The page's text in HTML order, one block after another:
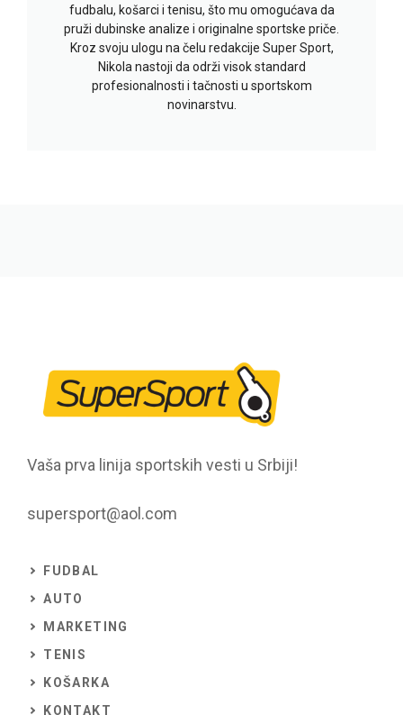
fudbalu, košarci i tenisu, što mu omogućava da
pruži dubinske analize i originalne sportske priče.
Kroz svoju ulogu na čelu redakcije Super Sport,
Nikola nastoji da održi visok standard
profesionalnosti i tačnosti u sportskom
novinarstvu.
Vaša prva linija sportskih vesti u Srbiji!
supersport@aol.com
FUDBAL
AUTO
MARKETING
TENIS
KOŠARKA
KONTAKT